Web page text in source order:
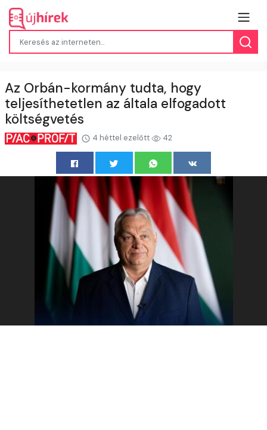
Az Orbán-kormány tudta, hogy
teljesíthetetlen az általa elfogadott
költségvetés
4 héttel ezelőtt 42